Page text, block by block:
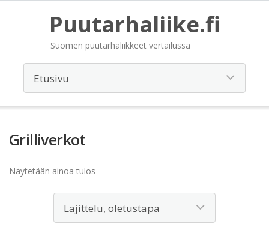
Puutarhaliike.fi
Suomen puutarhaliikkeet vertailussa
Grilliverkot
Näytetään ainoa tulos